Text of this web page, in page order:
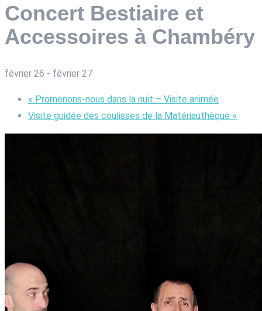
Concert Bestiaire et
Accessoires à Chambéry
février 26 - février 27
« Promenons-nous dans la nuit – Visite animée
Visite guidée des coulisses de la Matériauthèque »